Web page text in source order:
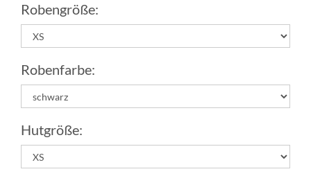
Robengröße:
Robenfarbe:
Hutgröße: